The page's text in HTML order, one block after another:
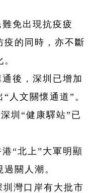
免出現抗疫疲
疫的同時，亦不斷
後，深圳已增加
人文關懷通道”。
圳“健康驛站”已
“北上”大軍明顯
關人潮。
灣口岸有大批市